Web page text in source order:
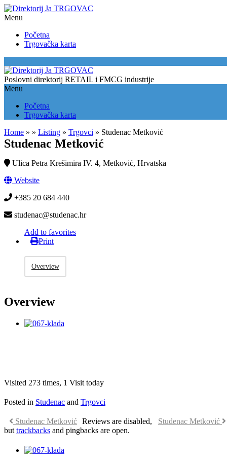
Menu
Početna
Trgovačka karta
Poslovni direktorij RETAIL i FMCG industrije
Menu
Početna
Trgovačka karta
Home » » Listing » Trgovci » Studenac Metković
Studenac Metković
Ulica Petra Krešimira IV. 4, Metković, Hrvatska
Website
+385 20 684 440
studenac@studenac.hr
Add to favorites
Print
Overview
Overview
Visited 273 times, 1 Visit today
Posted in Studenac and Trgovci
Studenac Metković Studenac Metković
Reviews are disabled,
but trackbacks and pingbacks are open.